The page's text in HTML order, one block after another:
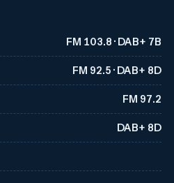
FM 103.8 · DAB+ 7B
FM 92.5 · DAB+ 8D
FM 97.2
DAB+ 8D